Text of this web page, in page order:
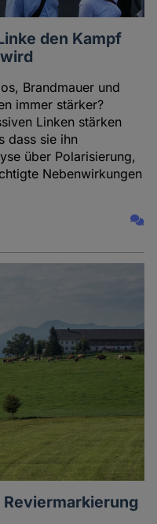
den Kampf
Brandmauer und
immer stärker?
Linken stärken
dass sie ihn
über Polarisierung,
Nebenwirkungen